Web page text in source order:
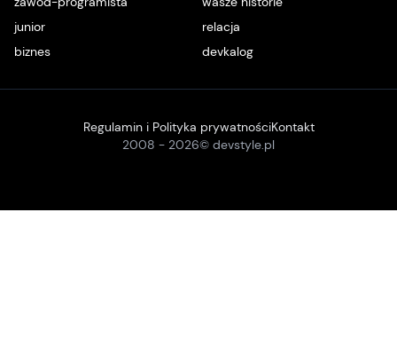
junior
relacja
biznes
devkalog
2008 - 2026© devstyle.pl
Regulamin i Polityka prywatnościKontakt